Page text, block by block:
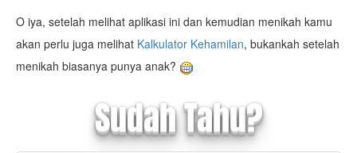
O iya, setelah melihat aplikasi ini dan kemudian menikah kamu
akan perlu juga melihat Kalkulator Kehamilan, bukankah setelah
menikah biasanya punya anak?
Sudah Tahu?